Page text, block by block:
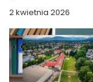
2 kwietnia 2026